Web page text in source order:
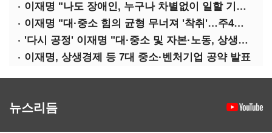
이재명 "나도 장애인, 누구나 차별없이 일할 기회 중요"
이재명 "대·중소 힘의 균형 무너져 '착취'…주4일제, 가야할 길"
'다시 공정' 이재명 "대·중소 및 자본·노동, 상생하는 공정한 성장"
이재명, 상생경제 등 7대 중소·벤처기업 공약 발표
뉴스리듬